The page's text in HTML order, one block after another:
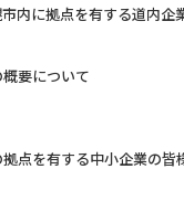
に拠点を有する道内企
要について
点を有する中小企業の皆